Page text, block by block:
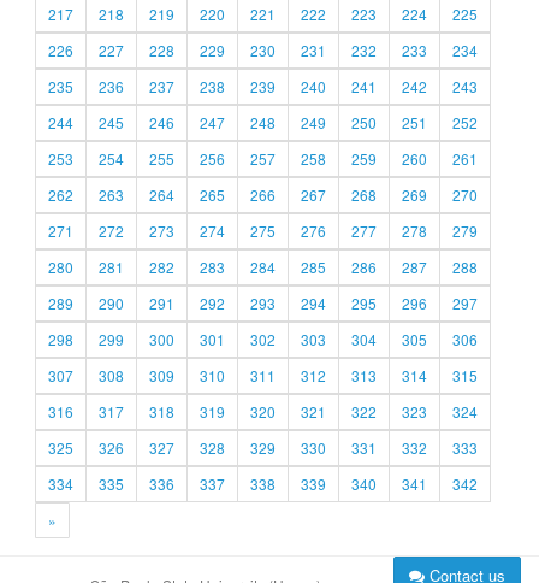
217
218 219 220 221 222 223 224
225
226
227 228 229 230 231 232 233
234
235
236 237 238 239 240 241 242
243
244
245 246 247 248 249 250 251
252
253
254 255 256 257 258 259 260
261
262
263 264 265 266 267 268 269
270
271
272 273 274 275 276 277 278
279
280
281 282 283 284 285 286 287
288
289
290 291 292 293 294 295 296
297
298
299 300 301 302 303 304 305
306
307
308 309 310 311 312 313 314
315
316
317 318 319 320 321 322 323
324
325
326 327 328 329 330 331 332
333
334
335 336 337 338 339 340 341
342
»
Contact us